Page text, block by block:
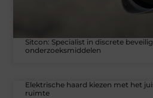
Sitcon: Specialist in discrete
onderzoeksmiddelen
Elektrische haard kiezen met het
ruimte